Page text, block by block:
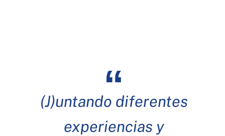
(J)untando diferentes
experiencias y